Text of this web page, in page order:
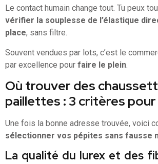
Le contact humain change tout. Tu peux
vérifier la souplesse de l’élastique
place, sans filtre.
Souvent vendues par lots, c’est le
par excellence pour faire le plein
Où trouver des
paillettes : 3 critères
Une fois la bonne adresse trouvée, voici
sélectionner vos pépites sans fausse
La qualité du lurex et des